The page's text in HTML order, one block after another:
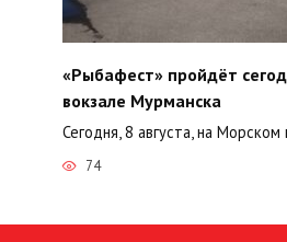
«Рыбафест» пройдёт
вокзале Мурманска
Сегодня, 8 августа, на
74